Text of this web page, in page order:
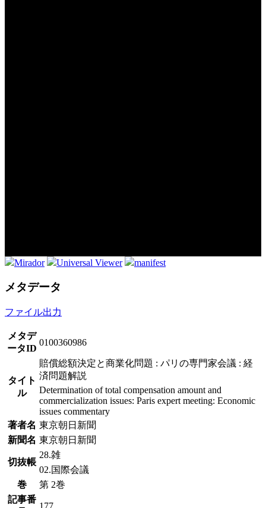
Mirador Universal Viewer manifest
メタデータ
ファイル出力
メタデ
ータID
0100360986
タイト
ル
賠償総額決定と商業化問題 : パリの専門家会議 : 経
済問題解説
Determination of total compensation amount and
commercialization issues: Paris expert meeting: Economic
issues commentary
著者名 東京朝日新聞
新聞名 東京朝日新聞
切抜帳
28.雑
02.国際会議
巻
第 2巻
記事番
177